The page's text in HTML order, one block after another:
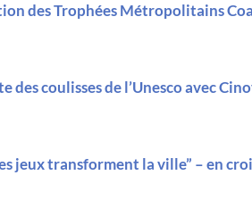
des Trophées Métropolitains
des coulisses de l’Unesco avec
jeux transforment la ville” – en